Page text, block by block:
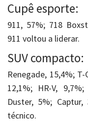
Cupê esporte:
911, 57%; 718
911 voltou a liderar.
SUV compacto:
Renegade, 15,4%;
12,1%; HR-V,
Duster, 5%;
técnico.